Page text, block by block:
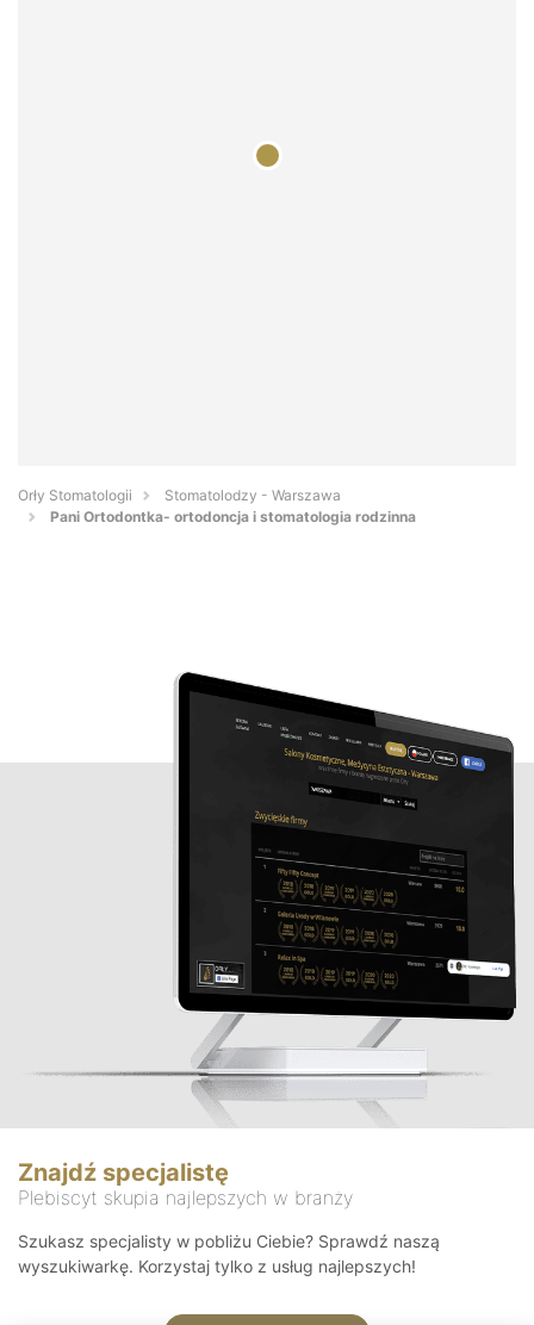
Orły Stomatologii
Stomatolodzy - Warszawa
Pani Ortodontka- ortodoncja i stomatologia rodzinna
Znajdź specjalistę
Plebiscyt skupia najlepszych w branży
Szukasz specjalisty w pobliżu Ciebie? Sprawdź naszą
wyszukiwarkę. Korzystaj tylko z usług najlepszych!